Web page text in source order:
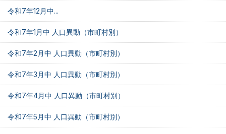
令和7年12月中...
令和7年1月中 人口異動（市町村別）
令和7年2月中 人口異動（市町村別）
令和7年3月中 人口異動（市町村別）
令和7年4月中 人口異動（市町村別）
令和7年5月中 人口異動（市町村別）